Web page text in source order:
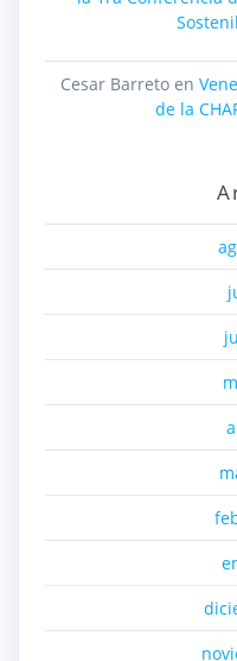
Cesar Barretoen
de la